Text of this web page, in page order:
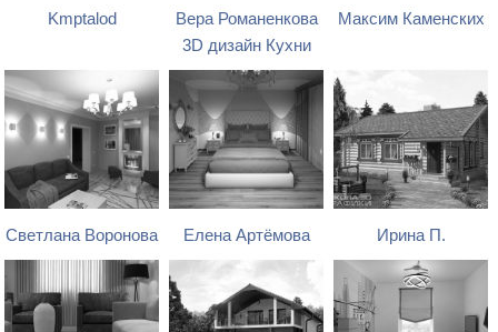
Kmptalod
Вера Романенкова
3D дизайн Кухни
Максим Каменских
Светлана Воронова Елена Артёмова Ирина П.